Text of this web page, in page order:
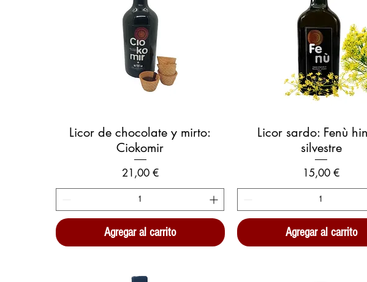
Vista rápida
Licor de chocolate y mirto:
Ciokomir
Precio
21,00 €
Agregar al carrito
Vista rápida
Licor sardo: Fenù
silvestre
Precio
15,00 €
Agregar al carrito